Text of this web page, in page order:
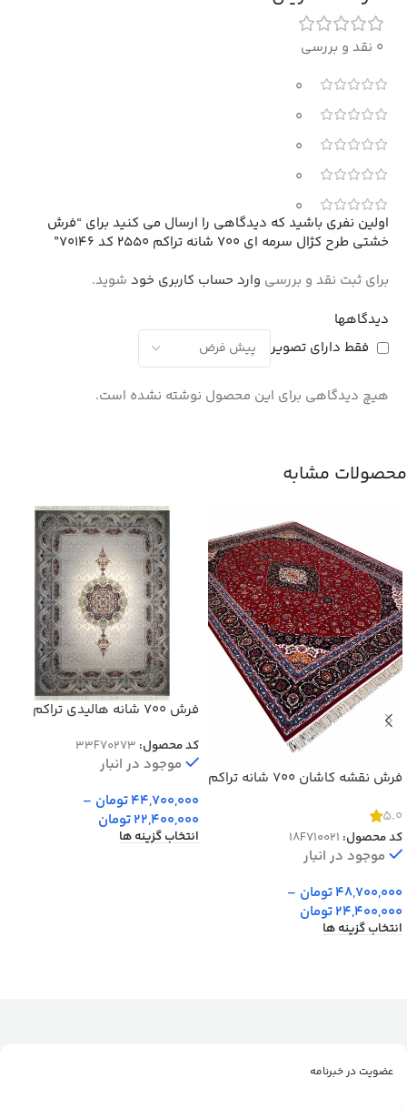
0 نقد و بررسی
0
0
0
0
0
دیدگاهها
فقط دارای تصویر
هیچ دیدگاهی برای این محصول نوشته نشده است.
اولین نفری باشید که دیدگاهی را ارسال می کنید برای “فرش
خشتی طرح کژال سرمه ای 700 شانه تراکم 2550 کد 70146”
برای ثبت نقد و بررسی وارد حساب کاربری خود شوید.
محصولات مشابه
فرش نقشه کاشان 700 شانه تراکم
5.0
کد محصول: 18F710021
موجود در انبار
48,700,000تومان –
24,400,000تومان
انتخاب گزینه ها
فرش 700 شانه هالیدی تراکم
کد محصول: 33F70273
موجود در انبار
44,700,000تومان –
22,400,000تومان
انتخاب گزینه ها
عضویت در خبرنامه